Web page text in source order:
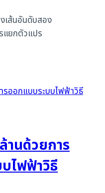
เส้นอันดับสอง
แยกตัวแปร
านด้วยการ
ไฟฟ้าวิธี